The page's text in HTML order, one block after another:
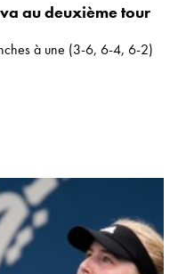
au deuxième tour
à une (3-6, 6-4, 6-2)